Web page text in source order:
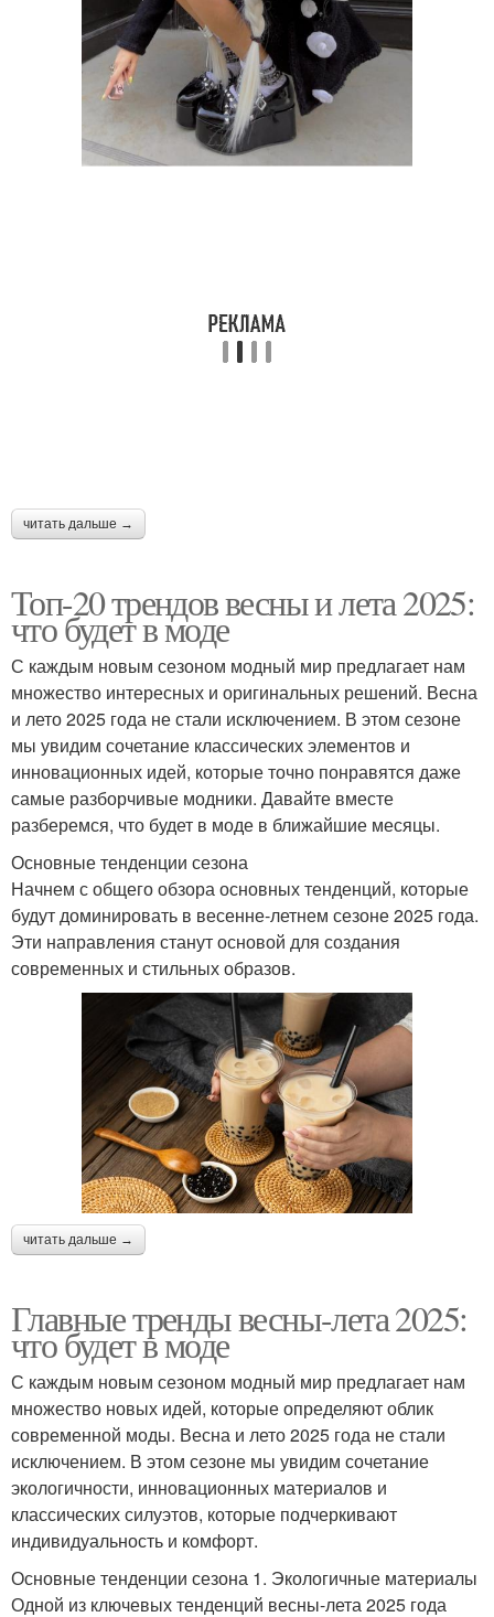
читать дальше →
Топ-20 трендов весны и лета 2025:
что будет в моде
С каждым новым сезоном модный мир предлагает нам
множество интересных и оригинальных решений. Весна
и лето 2025 года не стали исключением. В этом сезоне
мы увидим сочетание классических элементов и
инновационных идей, которые точно понравятся даже
самые разборчивые модники. Давайте вместе
разберемся, что будет в моде в ближайшие месяцы.
Основные тенденции сезона
Начнем с общего обзора основных тенденций, которые
будут доминировать в весенне-летнем сезоне 2025 года.
Эти направления станут основой для создания
современных и стильных образов.
читать дальше →
Главные тренды весны-лета 2025:
что будет в моде
С каждым новым сезоном модный мир предлагает нам
множество новых идей, которые определяют облик
современной моды. Весна и лето 2025 года не стали
исключением. В этом сезоне мы увидим сочетание
экологичности, инновационных материалов и
классических силуэтов, которые подчеркивают
индивидуальность и комфорт.
Основные тенденции сезона 1. Экологичные материалы
Одной из ключевых тенденций весны-лета 2025 года